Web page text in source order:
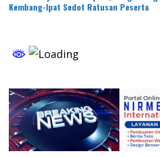
Kembang-Ipat Sedot Ratusan Peserta